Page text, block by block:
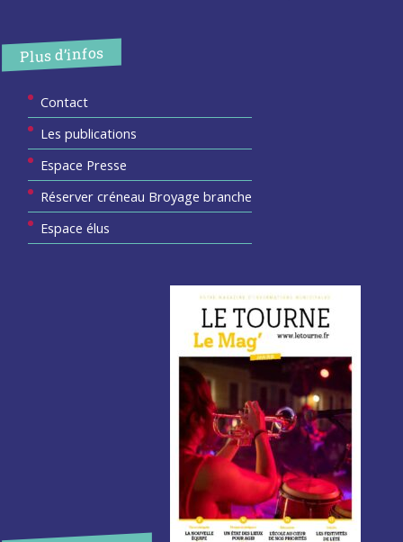
Plus d’infos
Contact
Les publications
Espace Presse
Réserver créneau Broyage branche
Espace élus